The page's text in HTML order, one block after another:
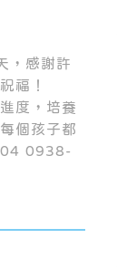
，感謝許
福！
度，培養
個孩子都
0938-